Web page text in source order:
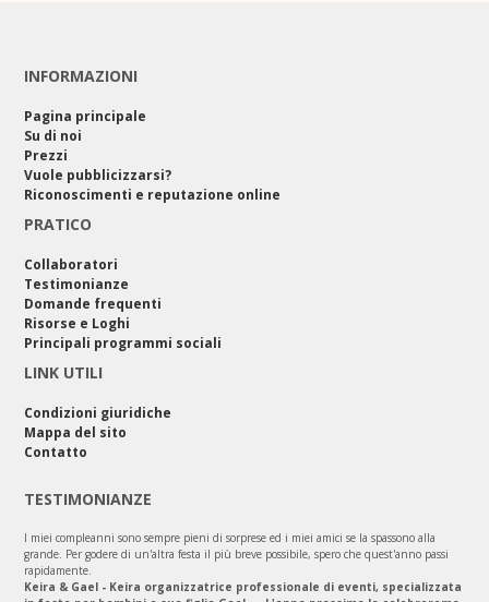
INFORMAZIONI
Pagina principale
Su di noi
Prezzi
Vuole pubblicizzarsi?
Riconoscimenti e reputazione online
PRATICO
Collaboratori
Testimonianze
Domande frequenti
Risorse e Loghi
Principali programmi sociali
LINK UTILI
Condizioni giuridiche
Mappa del sito
Contatto
TESTIMONIANZE
I miei compleanni sono sempre pieni di sorprese ed i miei amici se la spassono alla
grande. Per godere di un'altra festa il più breve possibile, spero che quest'anno passi
rapidamente.
Keira & Gael - Keira organizzatrice professionale di eventi, specializzata